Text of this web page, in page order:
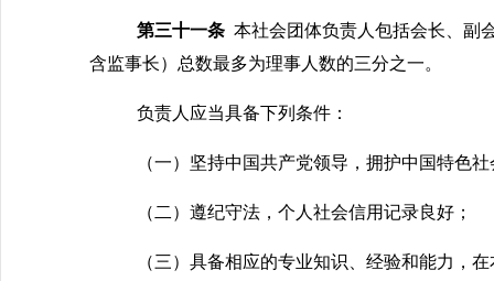
第三十一条 本社会团体负责人包括会长、副
含监事长）总数最多为理事人数的三分之一。
负责人应当具备下列条件：
（一）坚持中国共产党领导，拥护中国特色
（二）遵纪守法，个人社会信用记录良好；
（三）具备相应的专业知识、经验和能力，